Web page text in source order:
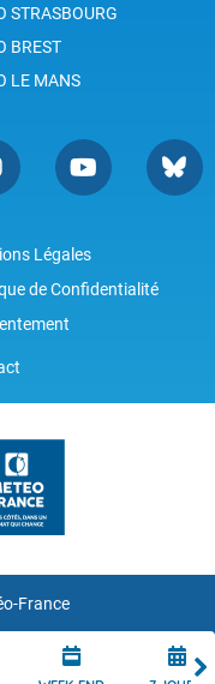
STRASBOURG
BREST
LE MANS
Légales
de Confidentialité
France